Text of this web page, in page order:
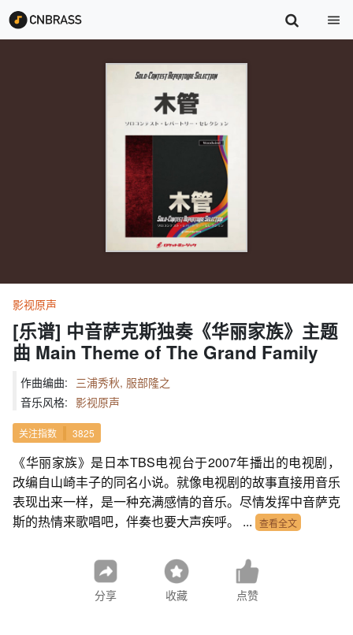
影视原声
[乐谱] 中音萨克斯独奏《华丽家族》主题
曲 Main Theme of The Grand Family
作曲编曲: 三浦秀秋, 服部隆之
音乐风格: 影视原声
关注指数 3825
《华丽家族》是日本TBS电视台于2007年播出的电视剧，
改编自山崎丰子的同名小说。就像电视剧的故事直接用音乐
表现出来一样，是一种充满感情的音乐。尽情发挥中音萨克
斯的热情来歌唱吧，伴奏也要大声疾呼。 ... 查看全文
分享 收藏 点赞